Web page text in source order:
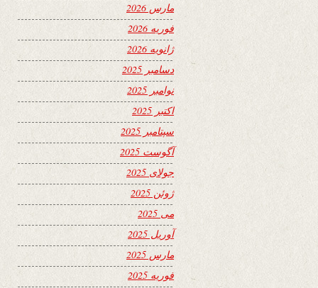
مارس 2026
فوریه 2026
ژانویه 2026
دسامبر 2025
نوامبر 2025
اکتبر 2025
سپتامبر 2025
آگوست 2025
جولای 2025
ژوئن 2025
می 2025
آوریل 2025
مارس 2025
فوریه 2025